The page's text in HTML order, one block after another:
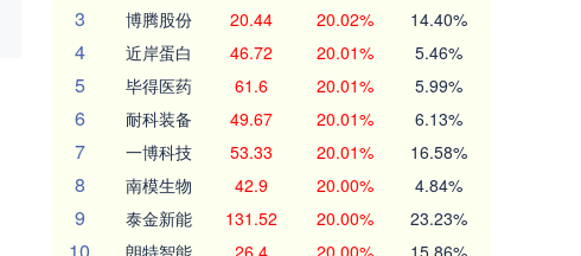
3 博腾股份 20.44 20.02% 14.40%
4 近岸蛋白 46.72 20.01% 5.46%
5 毕得医药 61.6 20.01% 5.99%
6 耐科装备 49.67 20.01% 6.13%
7 一博科技 53.33 20.01% 16.58%
8 南模生物 42.9 20.00% 4.84%
9 泰金新能 131.52 20.00% 23.23%
朗特智能 26.4 20.00% 15.86%